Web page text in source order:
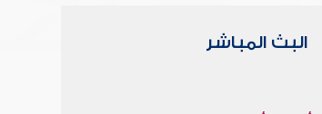
البث المباشر